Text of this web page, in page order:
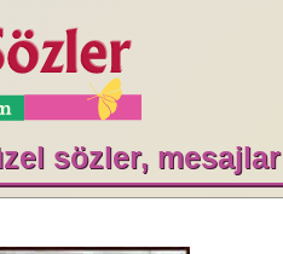
sözler, mesajlar